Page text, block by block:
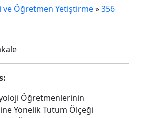
ve Öğretmen Yetiştirme»356
Öğretmenlerinin
Yönelik Tutum Ölçeği